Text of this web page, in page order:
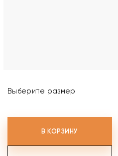
Выберите размер
В КОРЗИНУ